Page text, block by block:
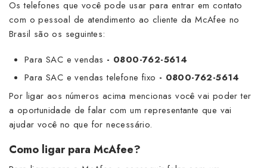
Os telefones que você pode usar para entrar em contato
com o pessoal de atendimento ao cliente da McAfee no
Brasil são os seguintes:
Para SAC e vendas - 0800-762-5614
Para SAC e vendas telefone fixo - 0800-762-5614
Por ligar aos números acima mencionas você vai poder ter
a oportunidade de falar com um representante que vai
ajudar você no que for necessário.
Como ligar para McAfee?